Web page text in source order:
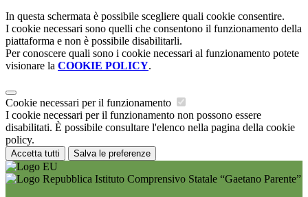
In questa schermata è possibile scegliere quali cookie consentire.
I cookie necessari sono quelli che consentono il funzionamento della
piattaforma e non è possibile disabilitarli.
Per conoscere quali sono i cookie necessari al funzionamento potete
visionare la COOKIE POLICY.
Cookie necessari per il funzionamento
I cookie necessari per il funzionamento non possono essere
disabilitati. È possibile consultare l'elenco nella pagina della cookie
policy.
Accetta tutti Salva le preferenze
Istituto Comprensivo Statale “Gaetano Parente”